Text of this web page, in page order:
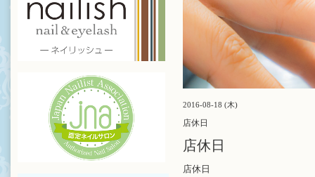
2016-08-18 (木)
店休日
店休日
店休日